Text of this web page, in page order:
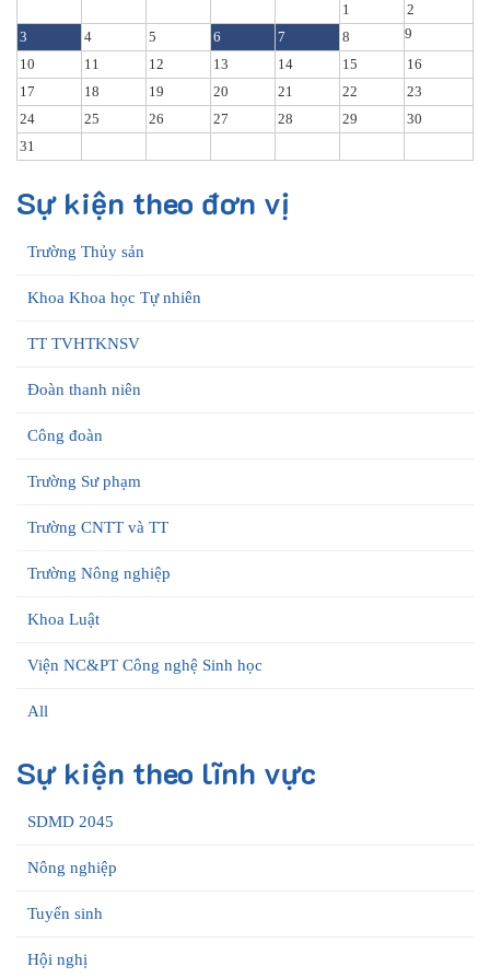
1
2
3
4 5 6 7 8
9
10
11 12 13 14 15
16
17
18 19 20 21 22
23
24
25 26 27 28 29
30
31
Sự kiện theo đơn vị
Trường Thủy sản
Khoa Khoa học Tự nhiên
TT TVHTKNSV
Đoàn thanh niên
Công đoàn
Trường Sư phạm
Trường CNTT và TT
Trường Nông nghiệp
Khoa Luật
Viện NC&PT Công nghệ Sinh học
All
Sự kiện theo lĩnh vực
SDMD 2045
Nông nghiệp
Tuyển sinh
Hội nghị